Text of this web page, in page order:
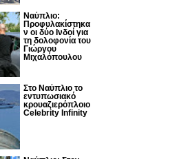
Ναύπλιο:
Προφυλακίστηκα
ν οι δύο Ινδοί για
τη δολοφονία του
Γιώργου
Μιχαλόπουλου
Στο Ναύπλιο το
εντυπωσιακό
κρουαζιερόπλοιο
Celebrity Infinity